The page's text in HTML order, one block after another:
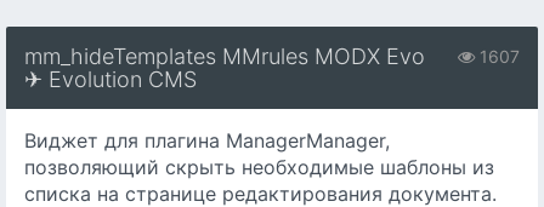
1607
mm_hideTemplates MMrules MODX Evo
✈ Evolution CMS
Виджет для плагина ManagerManager,
позволяющий скрыть необходимые шаблоны из
списка на странице редактирования документа.